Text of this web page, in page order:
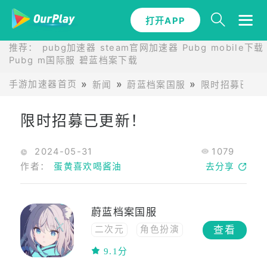
打开APP
推荐： pubg加速器 steam官网加速器 Pubg mobile下载
Pubg m国际服 碧蓝档案下载
手游加速器首页 新闻 蔚蓝档案国服 限时招募已更
限时招募已更新！
2024-05-31
1079
作者：蛋黄喜欢喝酱油 去分享
蔚蓝档案国服
二次元
角色扮演
休闲
9.1分
查看